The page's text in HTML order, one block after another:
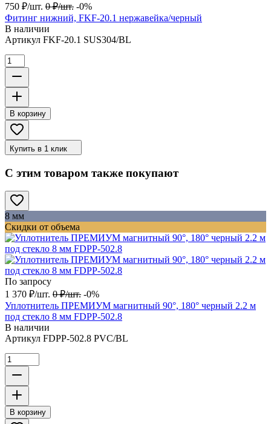
750 ₽/шт. 0 ₽/шт. -0%
Фитинг нижний, FKF-20.1 нержавейка/черный
В наличии
Артикул FKF-20.1 SUS304/BL
В корзину
Купить в 1 клик
С этим товаром также покупают
8 мм
Скидки от объема
По запросу
1 370 ₽/шт. 0 ₽/шт. -0%
Уплотнитель ПРЕМИУМ магнитный 90°, 180° черный 2.2 м
под стекло 8 мм FDPP-502.8
В наличии
Артикул FDPP-502.8 PVC/BL
В корзину